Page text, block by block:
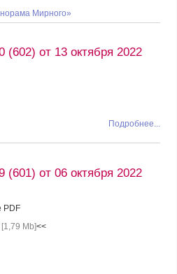
Мирного»
от 13 октября 2022
Подробнее...
от 06 октября 2022
PDF
[1,79 Mb]<<